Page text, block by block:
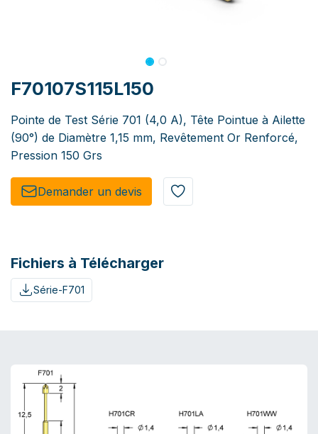
F70107S115L150
Pointe de Test Série 701 (4,0 A), Tête Pointue à Ailette
(90°) de Diamètre 1,15 mm, Revêtement Or Renforcé,
Pression 150 Grs
Demander un de​​vis​​
Fichiers à Télécharger
Série-F701